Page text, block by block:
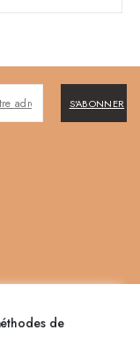
S'ABONNER
de